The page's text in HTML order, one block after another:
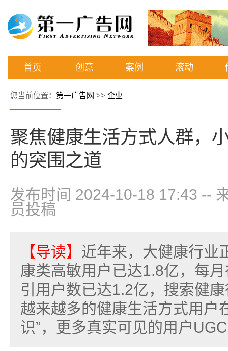
首页 创意 案例 滚动
您当前位置： 第一广告网 >> 企业
聚焦健康生活方式人群，
的突围之道
发布时间 2024-10-18 17:43 --
员投稿
【导读】 近年来，大健康行业
康类高敏用户已达1.8亿，每
引用户数已达1.2亿，搜索健
越来越多的健康生活方式用户
识”，更多真实可见的用户